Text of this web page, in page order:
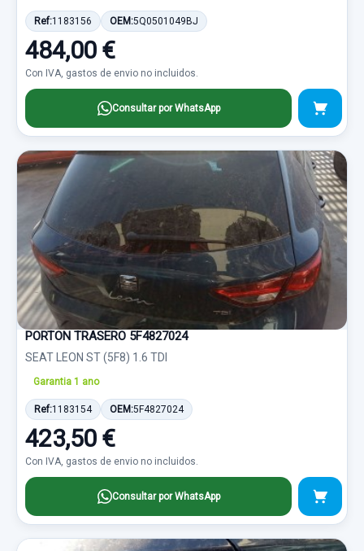
Ref:1183156 OEM:5Q0501049BJ
484,00 €
Con IVA, gastos de envio no incluidos.
Consultar por WhatsApp
PORTON TRASERO 5F4827024
SEAT LEON ST (5F8) 1.6 TDI
Garantia 1 ano
Ref:1183154 OEM:5F4827024
423,50 €
Con IVA, gastos de envio no incluidos.
Consultar por WhatsApp